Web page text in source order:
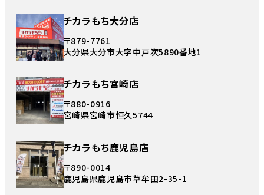
チカラもち大分店
〒879-7761
大分県大分市大字中戸次5890番地1
チカラもち宮崎店
〒880-0916
宮崎県宮崎市恒久5744
チカラもち鹿児島店
〒890-0014
鹿児島県鹿児島市草牟田2-35-1